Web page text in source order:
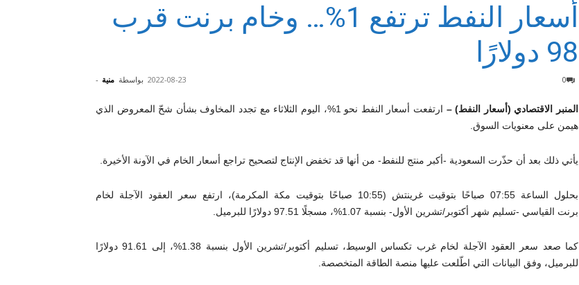
أسعار النفط ترتفع 1%… وخام برنت قرب
98 دولارًا
بواسطة منية - 2022-08-23 0
المنبر الاقتصادي (أسعار النفط) –
ارتفعت أسعار النفط نحو 1%، اليوم الثلاثاء مع تجدد المخاوف بشأن شحّ المعروض الذي
هيمن على معنويات السوق.
يأتي ذلك بعد أن حذّرت السعودية -أكبر منتج للنفط- من أنها قد تخفض الإنتاج لتصحيح تراجع أسعار الخام في الآونة الأخيرة.
بحلول الساعة 07:55 صباحًا بتوقيت غرينتش (10:55 صباحًا بتوقيت مكة المكرمة)، ارتفع سعر العقود الآجلة لخام
برنت القياسي -تسليم شهر أكتوبر/تشرين الأول- بنسبة 1.07%، مسجلًا 97.51 دولارًا للبرميل.
كما صعد سعر العقود الآجلة لخام غرب تكساس الوسيط، تسليم أكتوبر/تشرين الأول بنسبة 1.38%، إلى 91.61 دولارًا
للبرميل، وفق البيانات التي اطّلعت عليها منصة الطاقة المتخصصة.